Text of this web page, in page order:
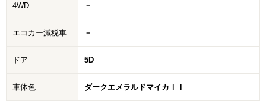
4WD －
エコカー減税車 －
ドア 5D
車体色 ダークエメラルドマイカＩＩ